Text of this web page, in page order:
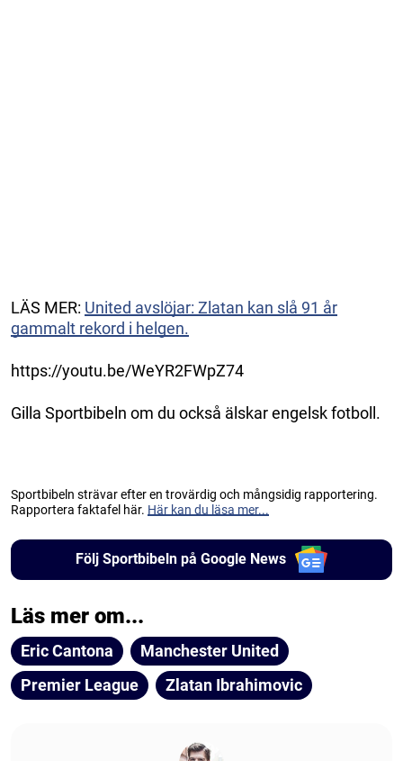
LÄS MER: United avslöjar: Zlatan kan slå 91 år
gammalt rekord i helgen.
https://youtu.be/WeYR2FWpZ74
Gilla Sportbibeln om du också älskar engelsk fotboll.
Sportbibeln strävar efter en trovärdig och mångsidig rapportering.
Rapportera faktafel här. Här kan du läsa mer...
Följ Sportbibeln på Google News
Läs mer om...
Eric Cantona
Manchester United
Premier League
Zlatan Ibrahimovic